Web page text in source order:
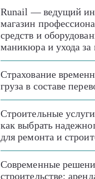
Runail — ведущий
магазин
средств и
маникюра и ухода за
Страхование
груза в составе
Строительные
как выбрать
для ремонта и
Современные
строительстве: